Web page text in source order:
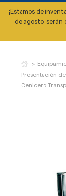
¡Estamos de
de agosto, serán
Presentación de
Cenicero